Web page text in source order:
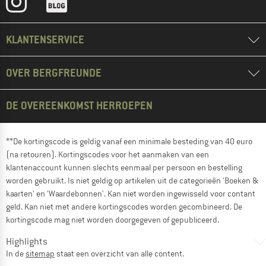
KLANTENSERVICE
OVER BERGFREUNDE
DE OVEREENKOMST HERROEPEN
**De kortingscode is geldig vanaf een minimale besteding van 40 euro
(na retouren). Kortingscodes voor het aanmaken van een
klantenaccount kunnen slechts eenmaal per persoon en bestelling
worden gebruikt. Is niet geldig op artikelen uit de categorieën 'Boeken &
kaarten' en 'Waardebonnen'. Kan niet worden ingewisseld voor contant
geld. Kan niet met andere kortingscodes worden gecombineerd. De
kortingscode mag niet worden doorgegeven of gepubliceerd.
Highlights
In desitemap staat een overzicht van alle content.